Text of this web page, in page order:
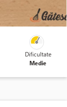
Dificultate
Medie